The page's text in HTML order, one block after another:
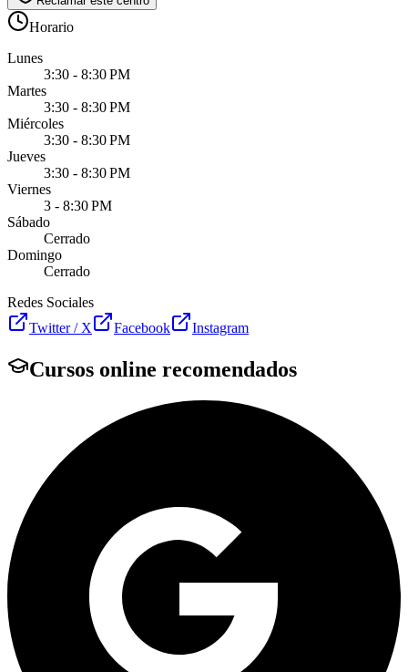
Horario
Lunes
3:30 - 8:30 PM
Martes
3:30 - 8:30 PM
Miércoles
3:30 - 8:30 PM
Jueves
3:30 - 8:30 PM
Viernes
3 - 8:30 PM
Sábado
Cerrado
Domingo
Cerrado
Redes Sociales
Twitter / X
Facebook Instagram
Cursos online recomendados